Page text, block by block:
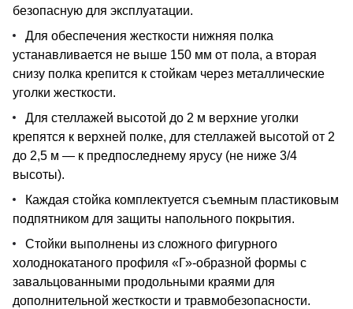
безопасную для эксплуатации.
Для обеспечения жесткости нижняя полка
устанавливается не выше 150 мм от пола, а вторая
снизу полка крепится к стойкам через металлические
уголки жесткости.
Для стеллажей высотой до 2 м верхние уголки
крепятся к верхней полке, для стеллажей высотой от 2
до 2,5 м — к предпоследнему ярусу (не ниже 3/4
высоты).
Каждая стойка комплектуется съемным пластиковым
подпятником для защиты напольного покрытия.
Стойки выполнены из сложного фигурного
холоднокатаного профиля «Г»-образной формы с
завальцованными продольными краями для
дополнительной жесткости и травмобезопасности.